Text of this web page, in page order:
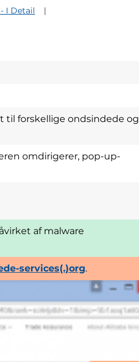
I Detail
til forskellige ondsindede og
omdirigerer, pop-up-
af malware
services(.)org.